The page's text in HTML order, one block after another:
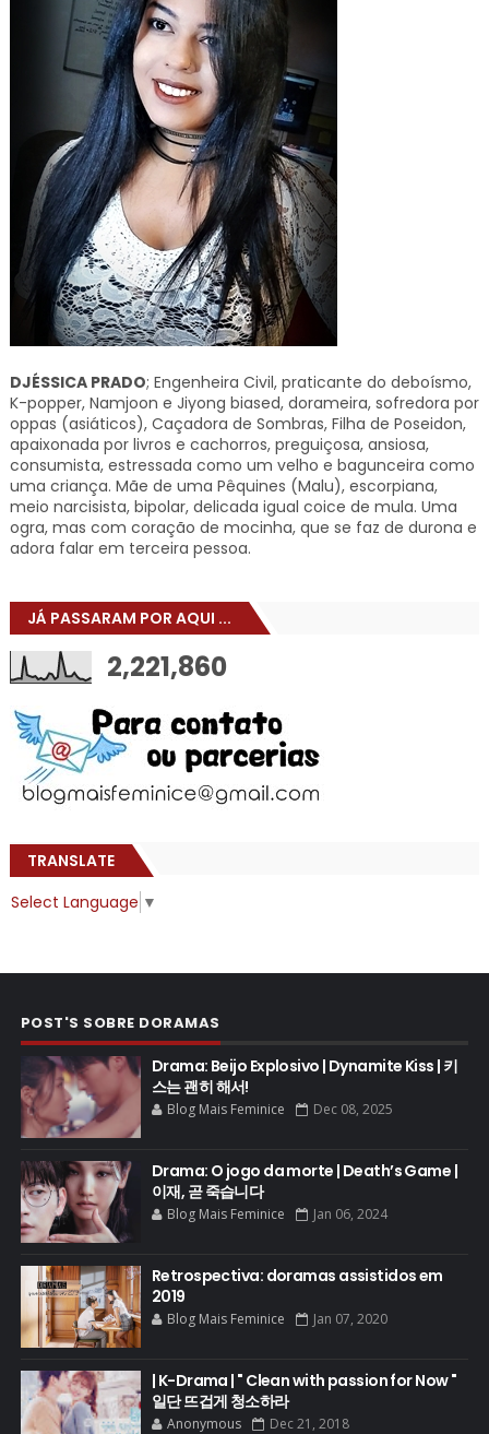
DJÉSSICA PRADO; Engenheira Civil, praticante do deboísmo,
K-popper, Namjoon e Jiyong biased, dorameira, sofredora por
oppas (asiáticos), Caçadora de Sombras, Filha de Poseidon,
apaixonada por livros e cachorros, preguiçosa, ansiosa,
consumista, estressada como um velho e bagunceira como
uma criança. Mãe de uma Pêquines (Malu), escorpiana,
meio narcisista, bipolar, delicada igual coice de mula. Uma
ogra, mas com coração de mocinha, que se faz de durona e
adora falar em terceira pessoa.
JÁ PASSARAM POR AQUI ...
2,221,860
TRANSLATE
Select Language ▼
POST'S SOBRE DORAMAS
Drama: Beijo Explosivo | Dynamite Kiss | 키
스는 괜히 해서!
Blog Mais Feminice Dec 08, 2025
Drama: O jogo da morte | Death’s Game |
이재, 곧 죽습니다
Blog Mais Feminice Jan 06, 2024
Retrospectiva: doramas assistidos em
2019
Blog Mais Feminice Jan 07, 2020
| K-Drama | " Clean with passion for Now "
일단 뜨겁게 청소하라
Anonymous Dec 21, 2018